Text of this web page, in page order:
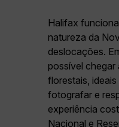
Halifax
natureza da
deslocações.
possível chegar
florestais,
fotografar e
experiência
Nacional e